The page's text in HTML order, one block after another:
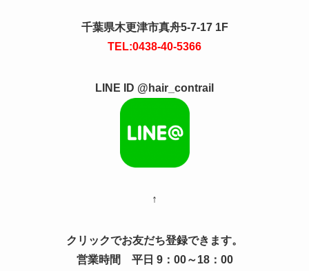
千葉県木更津市真舟5-7-17 1F
TEL:0438-40-5366
LINE ID @hair_contrail
↑
クリックでお友だち登録できます。
営業時間 平日 9：00～18：00